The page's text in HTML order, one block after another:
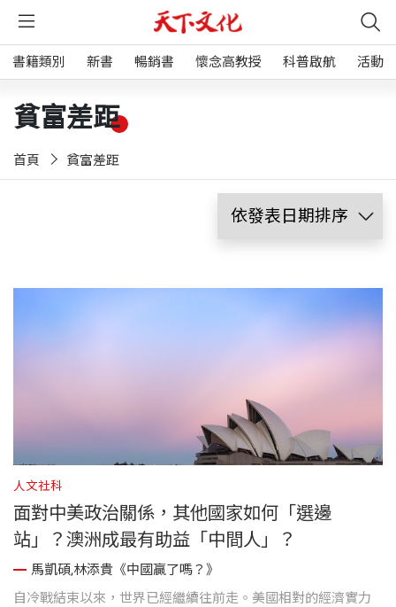
書籍類別 新書 暢銷書 懷念高教授 科普啟航 活動
貧富差距
首頁 貧富差距
人文社科
面對中美政治關係，其他國家如何「選邊
站」？澳洲成最有助益「中間人」？
馬凱碩,林添貴《中國贏了嗎？》
自冷戰結束以來，世界已經繼續往前走。美國相對的經濟實力